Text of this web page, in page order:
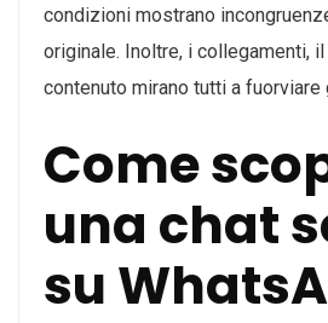
condizioni mostrano
originale. Inoltre, i collegamenti,
contenuto mirano tutti a fuorviare
Come
una chat
su